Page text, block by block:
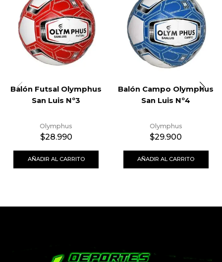
Balón Futsal Olymphus
San Luis Nº3
Olymphus
$28.990
AÑADIR AL CARRITO
Balón Campo Olymphus
San Luis Nº4
Olymphus
$29.900
AÑADIR AL CARRITO